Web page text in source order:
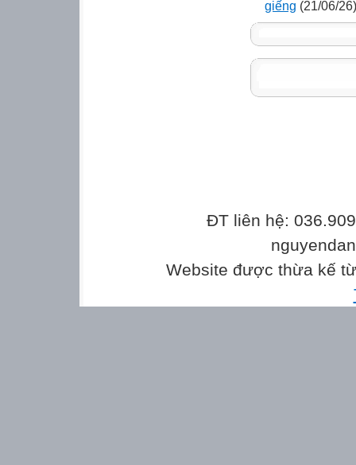
giếng (21/06/26)
ĐT liên hệ:
Website được thừa kế